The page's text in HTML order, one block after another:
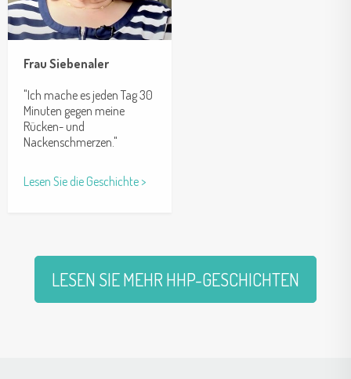
Frau Siebenaler
"Ich mache es jeden Tag 30
Minuten gegen meine
Rücken- und
Nackenschmerzen."
Lesen Sie die Geschichte >
LESEN SIE MEHR HHP-GESCHICHTEN